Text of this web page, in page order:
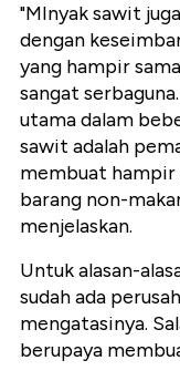
"MInyak sawit
dengan
yang hampir
sangat
utama dalam
sawit adalah
membuat hampir
barang non-
menjelaskan.
Untuk alasan-
sudah ada
mengatasinya.
berupaya